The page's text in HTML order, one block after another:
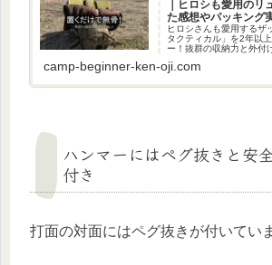
｜ヒロシも愛用のリ
た感想やパッキング
ヒロシさんも愛用するザ
タクティカル」を2年以
ー！抜群の収納力と外付
に公開。ザック1つで無
camp-beginner-ken-oji.com
ハンマーにはペグ抜きと安
付き
打面の対面にはペグ抜きが付いてい